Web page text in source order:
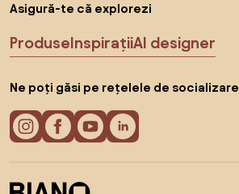
Asigură-te că explorezi
ProduseInspirațiiAI designer
Ne poți găsi pe rețelele de socializare